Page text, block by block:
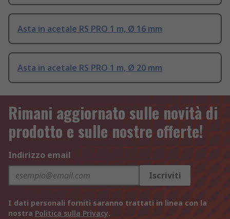
Asta in acetale RS PRO 1 m, Ø 16 mm
Asta in acetale RS PRO 1 m, Ø 20 mm
Rimani aggiornato sulle novità di
prodotto e sulle nostre offerte!
Indirizzo email
Iscriviti
I dati personali forniti saranno trattati in linea con la
nostra Politica sulla Privacy.